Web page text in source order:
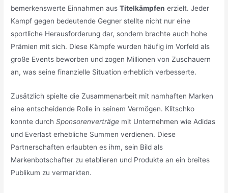
bemerkenswerte Einnahmen ausTitelkämpfen erzielt. Jeder
Kampf gegen bedeutende Gegner stellte nicht nur eine
sportliche Herausforderung dar, sondern brachte auch hohe
Prämien mit sich. Diese Kämpfe wurden häufig im Vorfeld als
große Events beworben und zogen Millionen von Zuschauern
an, was seine finanzielle Situation erheblich verbesserte.
Zusätzlich spielte die Zusammenarbeit mit namhaften Marken
eine entscheidende Rolle in seinem Vermögen. Klitschko
konnte durchSponsorenverträge mit Unternehmen wie Adidas
und Everlast erhebliche Summen verdienen. Diese
Partnerschaften erlaubten es ihm, sein Bild als
Markenbotschafter zu etablieren und Produkte an ein breites
Publikum zu vermarkten.